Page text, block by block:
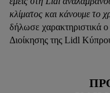
κλίματος και κάνουμε το
δήλωσε χαρακτηριστικά
Διοίκησης της Lidl